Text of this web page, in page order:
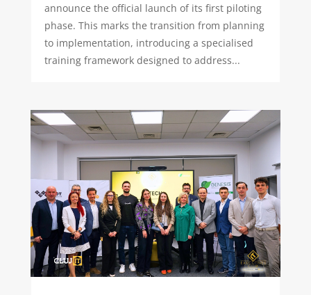
announce the official launch of its first piloting
phase. This marks the transition from planning
to implementation, introducing a specialised
training framework designed to address...